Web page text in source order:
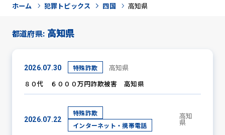
犯罪トピックス
防犯活動ニュース
ホーム 犯罪トピックス 四国 高知県
都道府県: 高知県
2026.07.30 特殊詐欺
高知県
８０代 ６０００万円詐欺被害 高知県
2026.07.22
特殊詐欺
インターネット・携帯電話
高知
県